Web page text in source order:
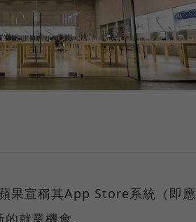
果宣稱其App Store系統（即
就業機會。